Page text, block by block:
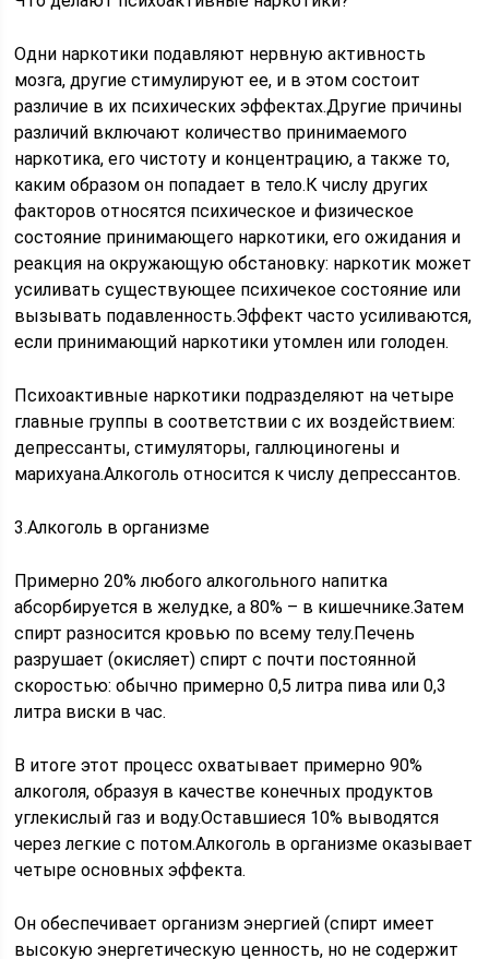
Одни наркотики подавляют нервную активность
мозга, другие стимулируют ее, и в этом состоит
различие в их психических эффектах.Другие причины
различий включают количество принимаемого
наркотика, его чистоту и концентрацию, а также то,
каким образом он попадает в тело.К числу других
факторов относятся психическое и физическое
состояние принимающего наркотики, его ожидания и
реакция на окружающую обстановку: наркотик может
усиливать существующее психичекое состояние или
вызывать подавленность.Эффект часто усиливаются,
если принимающий наркотики утомлен или голоден.
Психоактивные наркотики подразделяют на четыре
главные группы в соответствии с их воздействием:
депрессанты, стимуляторы, галлюциногены и
марихуана.Алкоголь относится к числу депрессантов.
3.Алкоголь в организме
Примерно 20% любого алкогольного напитка
абсорбируется в желудке, а 80% – в кишечнике.Затем
спирт разносится кровью по всему телу.Печень
разрушает (окисляет) спирт с почти постоянной
скоростью: обычно примерно 0,5 литра пива или 0,3
литра виски в час.
В итоге этот процесс охватывает примерно 90%
алкоголя, образуя в качестве конечных продуктов
углекислый газ и воду.Оставшиеся 10% выводятся
через легкие с потом.Алкоголь в организме оказывает
четыре основных эффекта.
Он обеспечивает организм энергией (спирт имеет
высокую энергетическую ценность, но не содержит